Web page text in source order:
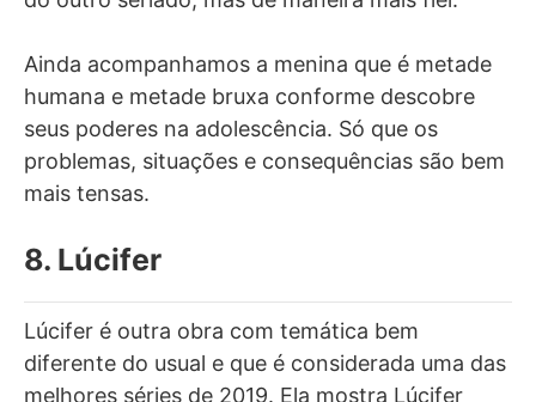
Ainda acompanhamos a menina que é metade
humana e metade bruxa conforme descobre
seus poderes na adolescência. Só que os
problemas, situações e consequências são bem
mais tensas.
8. Lúcifer
Lúcifer é outra obra com temática bem
diferente do usual e que é considerada uma das
melhores séries de 2019. Ela mostra Lúcifer